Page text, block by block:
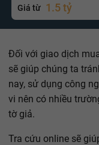
Giá từ 1.5 tỷ
Đối với giao dịch
sẽ giúp chúng ta
nay, sử dụng công
vi nên có nhiều
tờ giả.
Tra cứu online sẽ